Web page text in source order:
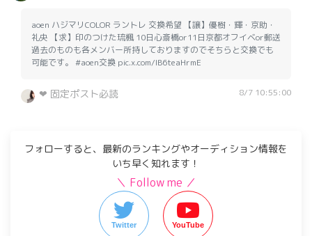
aoen ハジマリCOLOR ラントレ 交換希望 【譲】優樹・輝・京助・
礼央 【求】印のつけた琉楓 10日心斎橋or11日京都オフイベor郵送
過去のものも各メンバー所持しておりますのでそちらと交換でも
可能です。 #aoen交換 pic.x.com/lB6teaHrmE
❤︎ 固定ポスト必読 8/7 10:55:00
フォローすると、最新のランキングやオーディション情報を
いち早く知れます！
＼ Follow me ／
Twitter YouTube